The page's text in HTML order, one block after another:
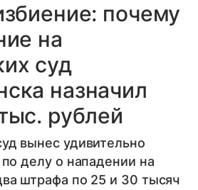
почему
на
суд
назначил
рублей
вынес удивительно
делу о нападении на
штрафа по 25 и 30 тысяч